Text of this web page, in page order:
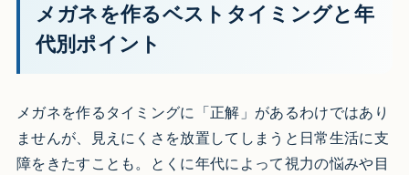
メガネを作るベストタイミングと年
代別ポイント
メガネを作るタイミングに「正解」があるわけではあり
ませんが、見えにくさを放置してしまうと日常生活に支
障をきたすことも。とくに年代によって視力の悩みや目